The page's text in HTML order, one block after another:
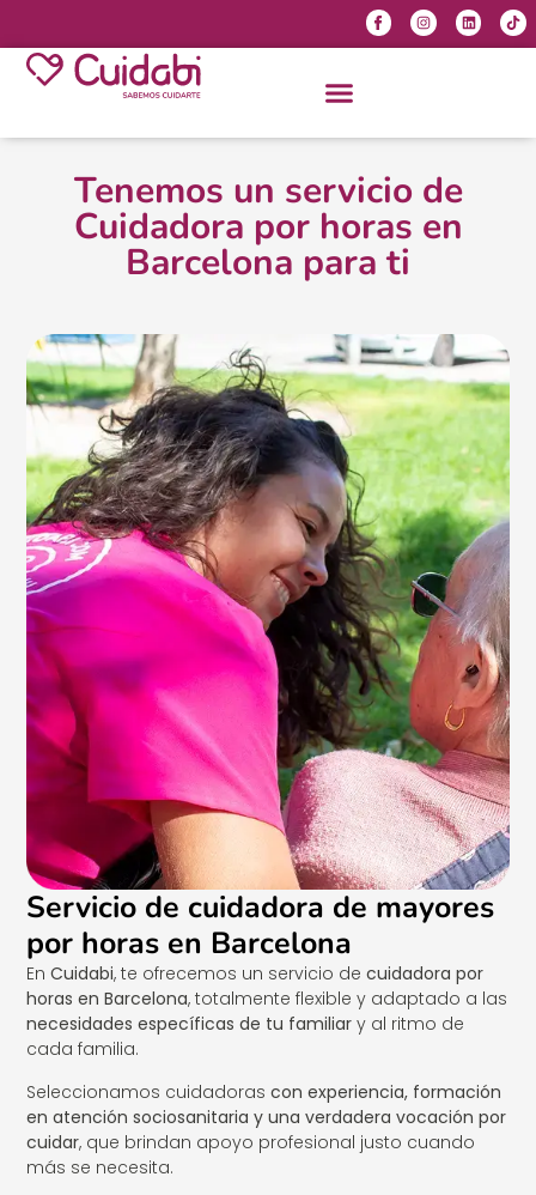
Tenemos un servicio de
Cuidadora por horas en
Barcelona para ti
Servicio de cuidadora de mayores
por horas en Barcelona
EnCuidabi, te ofrecemos un servicio decuidadora por
horas en Barcelona, totalmente flexible y adaptado a las
necesidades específicas de tu familiar y al ritmo de
cada familia.
Seleccionamos cuidadorascon experiencia, formación
en atención sociosanitaria y una verdadera vocación por
cuidar, que brindan apoyo profesional justo cuando
más se necesita.